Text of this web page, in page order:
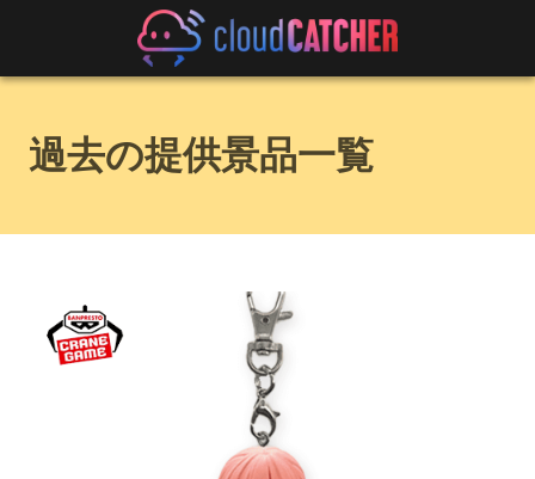
過去の提供景品一覧